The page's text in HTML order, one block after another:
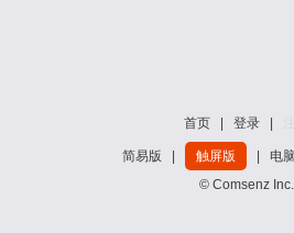
首页 登录
简易版 触屏版 电
© Comsenz Inc.